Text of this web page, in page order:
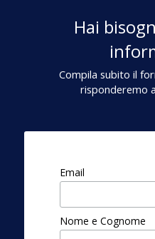
Hai
Compila subito il
risponderemo
Email
Nome e Cognome